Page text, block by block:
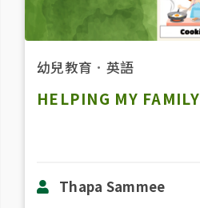
幼兒教育 ． 英語
HELPING MY FAMILY
Thapa Sammee